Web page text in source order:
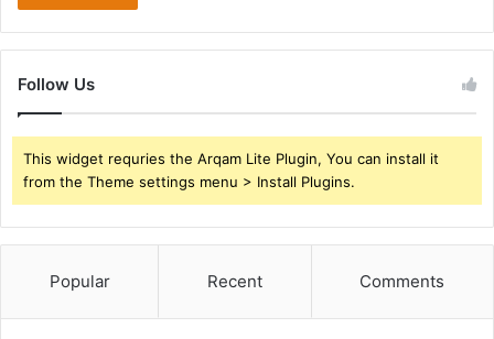
Follow Us
This widget requries the Arqam Lite Plugin, You can install it
from the Theme settings menu > Install Plugins.
Popular Recent Comments